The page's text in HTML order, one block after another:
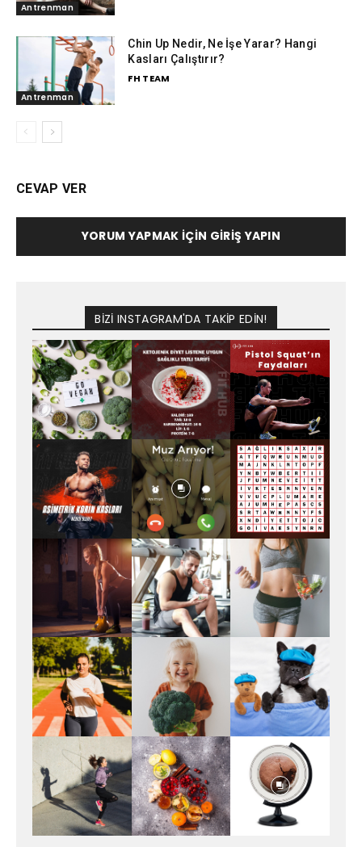
Antrenman
Antrenman
Chin Up Nedir, Ne İşe Yarar? Hangi
Kasları Çalıştırır?
FH TEAM
CEVAP VER
YORUM YAPMAK İÇIN GIRIŞ YAPIN
BİZİ INSTAGRAM'DA TAKİP EDİN!